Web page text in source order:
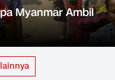
Myanmar Ambil